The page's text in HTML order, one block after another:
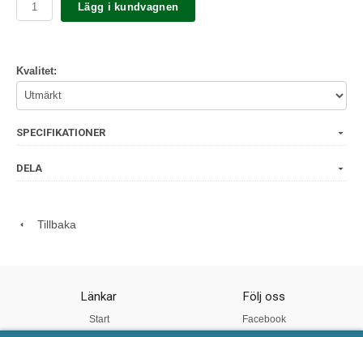
Lägg i kundvagnen
Kvalitet:
SPECIFIKATIONER
DELA
Tillbaka
Länkar
Start
Följ oss
Facebook